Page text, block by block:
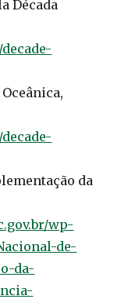
Década
da
wp-
de-
da-